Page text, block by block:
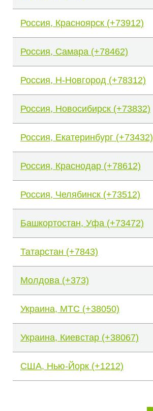
Россия, Красноярск (+73912)
Россия, Самара (+78462)
Россия, Н-Новгород (+78312)
Россия, Новосибирск (+73832)
Россия, Екатеринбург (+73432)
Россия, Краснодар (+78612)
Россия, Челябинск (+73512)
Башкортостан, Уфа (+73472)
Татарстан (+7843)
Молдова (+373)
Украина, МТС (+38050)
Украина, Киевстар (+38067)
США, Нью-Йорк (+1212)